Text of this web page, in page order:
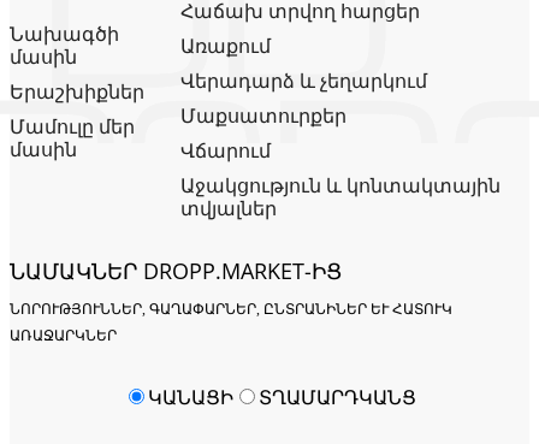
Նախագծի
մասին
Երաշխիքներ
Մամուլը մեր
մասին
Հաճախ տրվող հարցեր
Առաքում
Վերադարձ և չեղարկում
Մաքսատուրքեր
Վճարում
Աջակցություն և կոնտակտային
տվյալներ
ՆԱՄԱԿՆԵՐ DROPP.MARKET-ԻՑ
ՆՈՐՈՒԹՅՈՒՆՆԵՐ, ԳԱՂԱՓԱՐՆԵՐ, ԸՆՏՐԱՆԻՆԵՐ ԵՒ ՀԱՏՈՒԿ Ա
ՌԱՋԱՐԿՆԵՐ
ԿԱՆԱՑԻ ՏՂԱՄԱՐԴԿԱՆՑ